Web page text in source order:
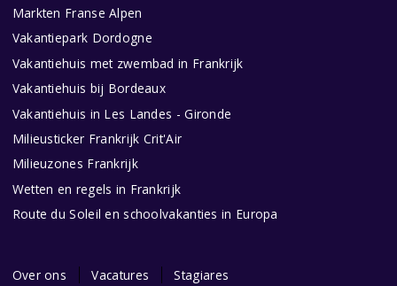
Markten Franse Alpen
Vakantiepark Dordogne
Vakantiehuis met zwembad in Frankrijk
Vakantiehuis bij Bordeaux
Vakantiehuis in Les Landes - Gironde
Milieusticker Frankrijk Crit'Air
Milieuzones Frankrijk
Wetten en regels in Frankrijk
Route du Soleil en schoolvakanties in Europa
Over ons Vacatures Stagiares